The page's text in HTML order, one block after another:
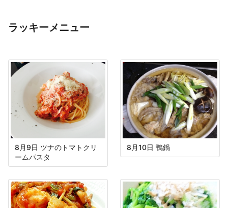
ラッキーメニュー
8月9日 ツナのトマトクリ
ームパスタ
8月10日 鴨鍋